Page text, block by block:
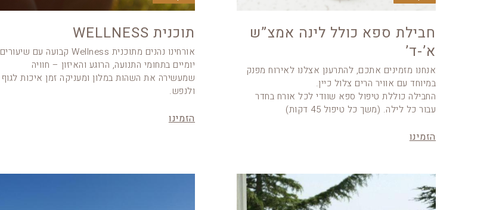
חבילת ספא כולל לינה אמצ”ש
א’-ד’
אנחנו מזמינים אתכם, להתרענן אצלנו לאירוח מפנק
במיוחד עם אוויר הרים צלול כיין.
החבילה כוללת טיפול ספא שוודי לכל אורח בחדר
עבור כל לילה. (משך כל טיפול 45 דקות)
הזמינו
תוכנית WELLNESS
אורחינו נהנים מתוכנית Wellness קבועה עם שיעורים
יומיים בתחומי התנועה, הרוגע והאיזון – חוויה
שמעשירה את השהות במלון ומעניקה זמן איכות לגוף
ולנפש.
הזמינו